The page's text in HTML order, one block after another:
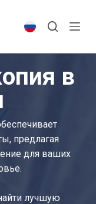
в
предлагая
для ваших
лучшую